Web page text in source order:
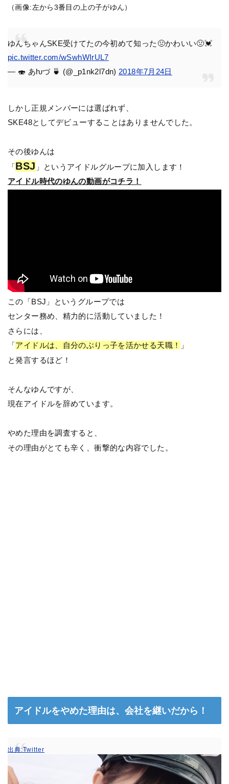
（画像:左から3番目の上の子がゆん）
ゆんちゃんSKE受けてたの今初めて知った🤢かわいい🤢💓
pic.twitter.com/wSwhWIrUL7
— 🍣 あƕづ 🍵 (@_p1nk2l7dn)2018年7月24日
しかし正規メンバーには選ばれず、
SKE48としてデビューすることはありませんでした。
その後ゆんは
「BSJ 」というアイドルグループに加入します！
アイドル時代のゆんの動画がコチラ！
この「BSJ」というグループでは
センター務め、精力的に活動していました！
さらには、
「アイドルは、自分のぶりっ子を活かせる天職！
」
と発言するほど！
そんなゆんですが、
現在アイドルを辞めています。
やめた理由を調査すると、
その理由がとても辛く、衝撃的な内容でした。
アイドルをやめた理由は、会社を継いだから！
出典:Twitter